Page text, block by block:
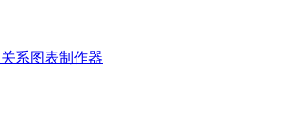
关系图表制作器